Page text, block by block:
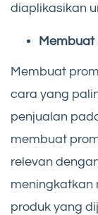
diaplikasikan
Membuat
Membuat
cara yang
penjualan
membuat
relevan
meningkatkan
produk yang